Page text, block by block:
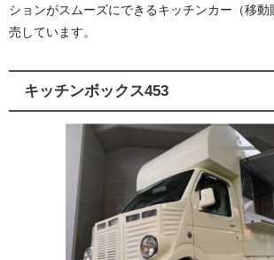
ションがスムーズにできるキッチンカー（移動
売しています。
キッチンボックス453